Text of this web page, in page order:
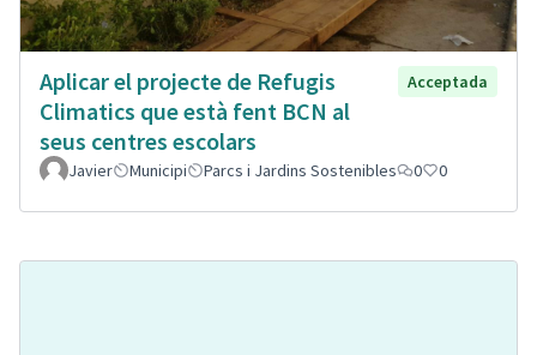
Aplicar el projecte de Refugis
Climatics que està fent BCN al
seus centres escolars
Acceptada
Javier Municipi Parcs i Jardins Sostenibles 0 0